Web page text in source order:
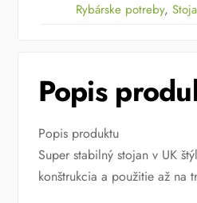
Rybárske potreby,
Popis
Popis produktu
Super stabilný stojan v UK
konštrukcia a použitie až na